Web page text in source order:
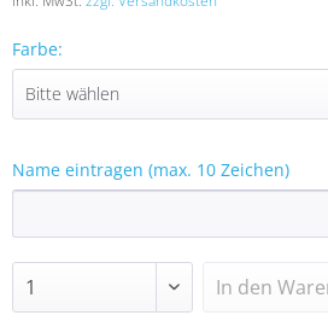
Farbe:
Name eintragen (max. 10 Zeichen)
In den